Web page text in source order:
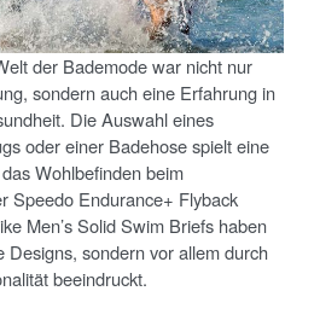
der Bademode war nicht nur
sondern auch eine Erfahrung in
Die Auswahl eines
oder einer Badehose spielt eine
Wohlbefinden beim
Speedo Endurance+ Flyback
Men’s Solid Swim Briefs haben
Designs, sondern vor allem durch
beeindruckt.